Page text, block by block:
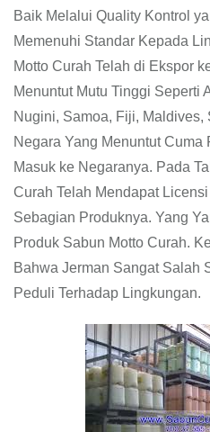
Baik Melalui Quality Kontrol
Memenuhi Standar Kepada
Motto Curah Telah di Ekspor
Menuntut Mutu Tinggi Seperti
Nugini, Samoa, Fiji,
Negara Yang Menuntut Cuma
Masuk ke Negaranya. Pada
Curah Telah Mendapat
Sebagian Produknya. Yang
Produk Sabun Motto Curah.
Bahwa Jerman Sangat Salah
Peduli Terhadap Lingkungan.